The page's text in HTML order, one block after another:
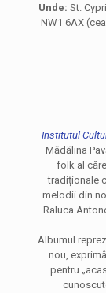
Unde:St.
NW1 6AX
Institutul
Mădălina
folk al
tradiționale
melodii din
Raluca
Albumul
nou,
pentru